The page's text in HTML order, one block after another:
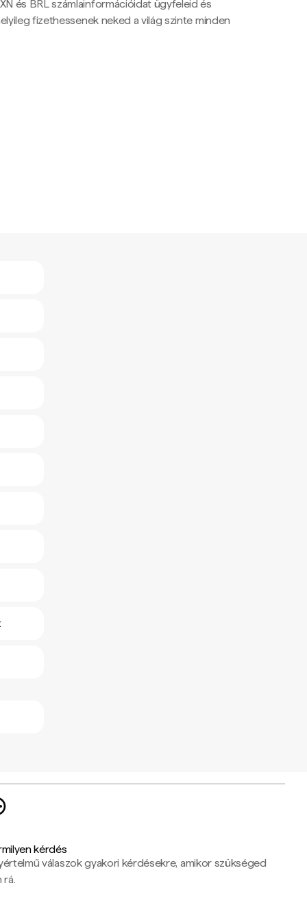
és BRL számlainformációidat ügyfeleid és
fizethessenek neked a világ szinte minden
kérdés
válaszok gyakori kérdésekre, amikor szükséged
rá.